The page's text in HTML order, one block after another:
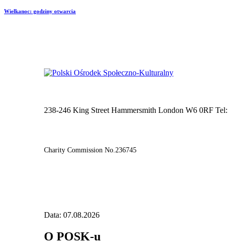
Wielkanoc: godziny otwarcia
238-246 King Street Hammersmith London W6 0RF Tel:
Charity Commission No.236745
Data: 07.08.2026
O POSK-u